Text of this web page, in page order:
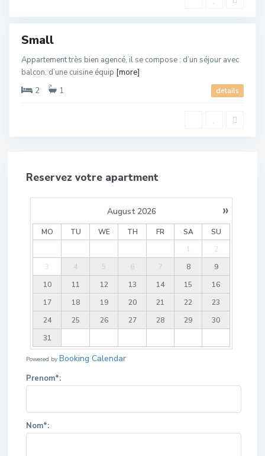
u
Small
Appartement très bien agencé, il se compose : d’un séjour avec
balcon, d’une cuisine équip [more]
2
1 details
Reservez votre apartment
»
August 2026
MO TU WE TH FR SA
SU
1
2
3
4 5 6 7 8
9
10
11 12 13 14 15
16
17
18 19 20 21 22
23
24
25 26 27 28 29
30
31
Powered by Booking Calendar
Prenom*:
Nom*: